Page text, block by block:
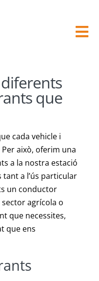
que
cada vehicle i
això, oferim una
a la nostra estació
a l’ús particular
un conductor
agrícola o
que necessites,
que ens